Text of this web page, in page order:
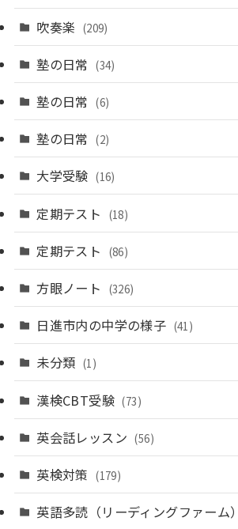
吹奏楽 (209)
塾の日常 (34)
塾の日常 (6)
塾の日常 (2)
大学受験 (16)
定期テスト (18)
定期テスト (86)
方眼ノート (326)
日進市内の中学の様子 (41)
未分類 (1)
漢検CBT受験 (73)
英会話レッスン (56)
英検対策 (179)
英語多読（リーディングファーム）